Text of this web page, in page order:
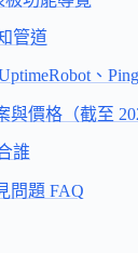
管道
、
與價格（截至
誰
問題 FAQ